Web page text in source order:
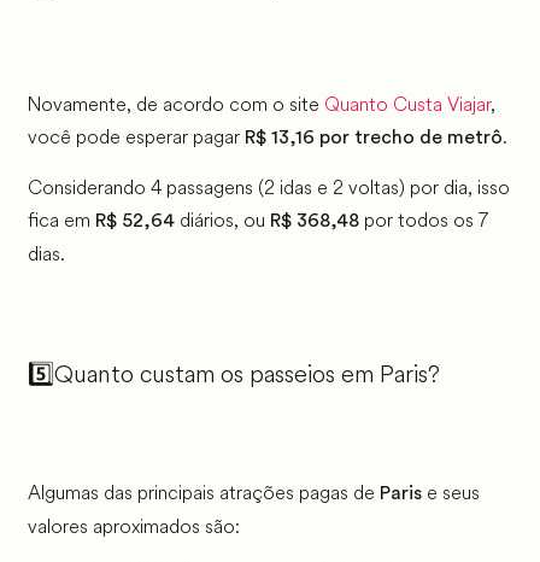
Novamente, de acordo com o site Quanto Custa Viajar,
você pode esperar pagar R$ 13,16 por trecho de metrô.
Considerando 4 passagens (2 idas e 2 voltas) por dia, isso
fica em R$ 52,64diários, ou R$ 368,48por todos os 7
dias.
5️⃣Quanto custam os passeios em Paris?
Algumas das principais atrações pagas de Parise seus
valores aproximados são: